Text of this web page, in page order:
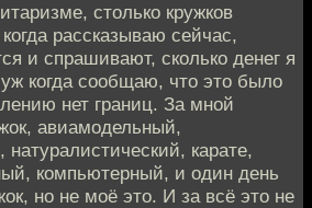
столько кружков
рассказываю сейчас,
и спрашивают, сколько денег я
когда сообщаю, что это было
нет границ. За мной
авиамодельный,
карате,
компьютерный, и один день
но не моё это. И за всё это не